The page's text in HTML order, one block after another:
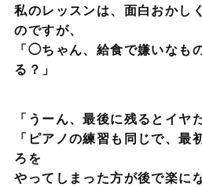
私のレッスンは、面白おかし
のですが、
「◯ちゃん、給食で嫌いなも
る？」
「うーん、最後に残るとイヤ
「ピアノの練習も同じで、最
ろを
やってしまった方が後で楽に